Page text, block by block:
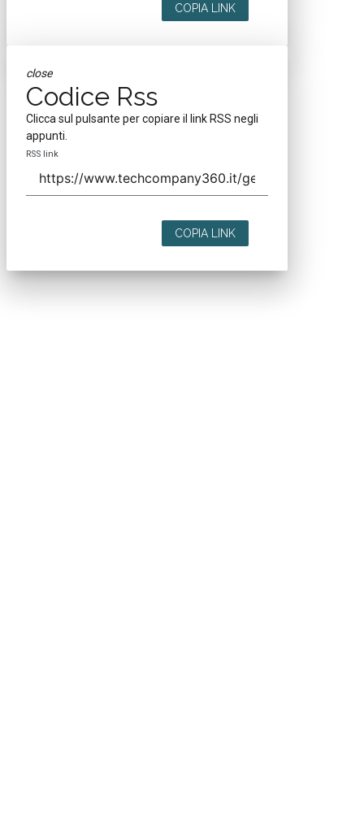
COPIA LINK
close
Codice Rss
Clicca sul pulsante per copiare il link RSS negli
appunti.
RSS link
COPIA LINK